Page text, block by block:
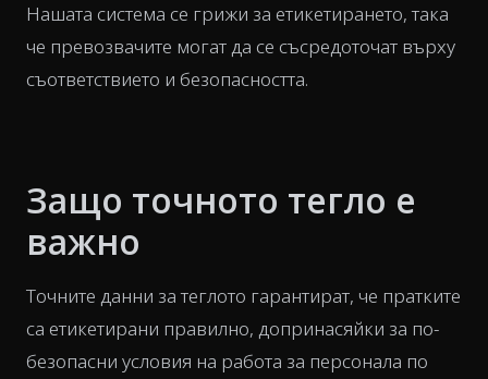
Нашата система се грижи за етикетирането, така
че превозвачите могат да се съсредоточат върху
съответствието и безопасността.
Защо точното тегло е
важно
Точните данни за теглото гарантират, че пратките
са етикетирани правилно, допринасяйки за по-
безопасни условия на работа за персонала по